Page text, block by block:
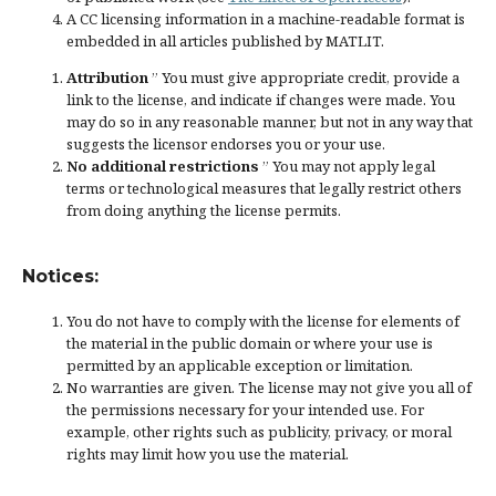
A CC licensing information in a machine-readable format is
embedded in all articles published by MATLIT.
Attribution ” You must give appropriate credit, provide a
link to the license, and indicate if changes were made. You
may do so in any reasonable manner, but not in any way that
suggests the licensor endorses you or your use.
No additional restrictions ” You may not apply legal
terms ortechnological measuresthat legally restrict others
from doing anything the license permits.
Notices:
You do not have to comply with the license for elements of
the material in the public domain or where your use is
permitted by an applicable exception or limitation.
No warranties are given. The license may not give you all of
the permissions necessary for your intended use. For
example, other rights such as publicity, privacy, or moral
rights may limit how you use the material.